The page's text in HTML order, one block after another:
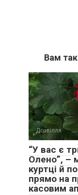
Вам
Дозвілля
“У вас є
Олено”, –
куртці й
прямо на
касовим